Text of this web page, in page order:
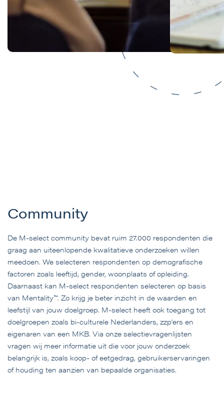
Community
De M-select community bevat ruim 27.000 respondenten die
graag aan uiteenlopende kwalitatieve onderzoeken willen
meedoen. We selecteren respondenten op demografische
factoren zoals leeftijd, gender, woonplaats of opleiding.
Daarnaast kan M-select respondenten selecteren op basis
van Mentality™. Zo krijg je beter inzicht in de waarden en
leefstijl van jouw doelgroep. M-select heeft ook toegang tot
doelgroepen zoals bi-culturele Nederlanders, zzp'ers en
eigenaren van een MKB. Via onze selectievragenlijsten
vragen wij meer informatie uit die voor jouw onderzoek
belangrijk is, zoals koop- of eetgedrag, gebruikerservaringen
of houding ten aanzien van bepaalde organisaties.